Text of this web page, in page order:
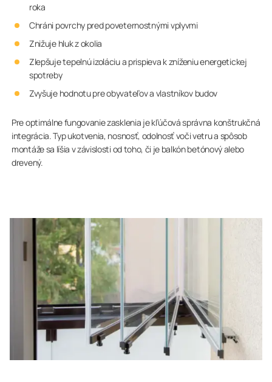
roka
Chráni povrchy pred poveternostnými vplyvmi
Znižuje hluk z okolia
Zlepšuje tepelnú izoláciu a prispieva k zníženiu energetickej
spotreby
Zvyšuje hodnotu pre obyvateľov a vlastníkov budov
Pre optimálne fungovanie zasklenia je kľúčová správna konštrukčná
integrácia. Typ ukotvenia, nosnosť, odolnosť voči vetru a spôsob
montáže sa líšia v závislosti od toho, či je balkón betónový alebo
drevený.